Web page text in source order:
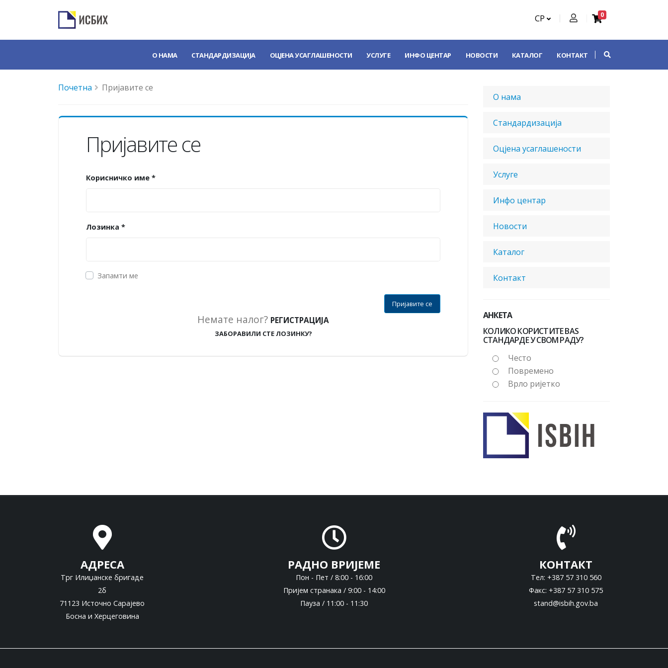
СР 0
О НАМА СТАНДАРДИЗАЦИЈА ОЦЈЕНА УСАГЛАШЕНОСТИ УСЛУГЕ ИНФО ЦЕНТАР НОВОСТИ КАТАЛОГ КОНТАКТ
Почетна Пријавите се
Пријавите се
Корисничко име *
Лозинка *
Запамти ме
Пријавите се
Немате налог? РЕГИСТРАЦИЈА
ЗАБОРАВИЛИ СТЕ ЛОЗИНКУ?
О нама
Стандардизација
Оцјена усаглашености
Услуге
Инфо центар
Новости
Каталог
Контакт
АНКЕТА
КОЛИКО КОРИСТИТЕ BAS
СТАНДАРДЕ У СВОМ РАДУ?
Често
Повремено
Врло ријетко
АДРЕСА
Трг Илиџанске бригаде
2б
71123 Источно Сарајево
Босна и Херцеговина
РАДНО ВРИЈЕМЕ
Пон - Пет / 8:00 - 16:00
Пријем странака / 9:00 - 14:00
Пауза / 11:00 - 11:30
КОНТАКТ
Тел: +387 57 310 560
Факс: +387 57 310 575
stand@isbih.gov.ba